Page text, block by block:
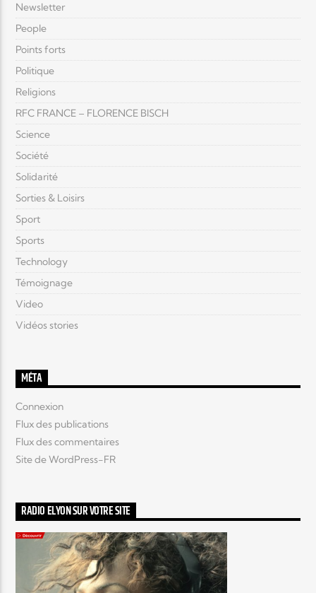
Newsletter
People
Points forts
Politique
Religions
RFC FRANCE – FLORENCE BISCH
Science
Société
Solidarité
Sorties & Loisirs
Sport
Sports
Technology
Témoignage
Video
Vidéos stories
MÉTA
Connexion
Flux des publications
Flux des commentaires
Site de WordPress-FR
RADIO ELYON SUR VOTRE SITE